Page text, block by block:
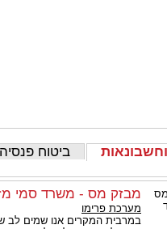
ביטוח
מבזק מס - משרד סמי
מערכת פרימו
במרבית המקרים אנו שמים לב